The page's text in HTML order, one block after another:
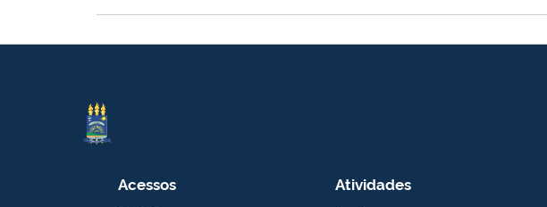
Acessos Atividades